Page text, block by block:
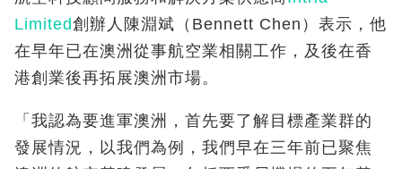
Limited創辦人陳淵斌（Bennett Chen）表示，他
在早年已在澳洲從事航空業相關工作，及後在香
港創業後再拓展澳洲市場。
「我認為要進軍澳洲，首先要了解目標產業群的
發展情況，以我們為例，我們早在三年前已聚焦